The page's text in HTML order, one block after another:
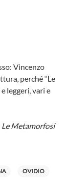
Vincenzo
perché “Le
leggeri, vari e
Le Metamorfosi
OVIDIO